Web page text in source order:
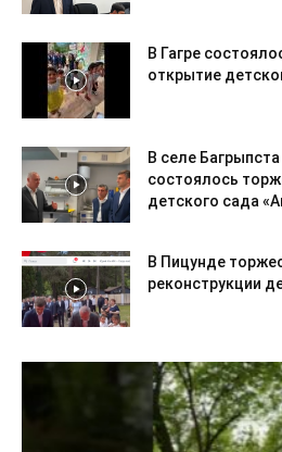
В Гагре
открытие
В селе
состоялось
детского сада
В Пицунде
реконструкции